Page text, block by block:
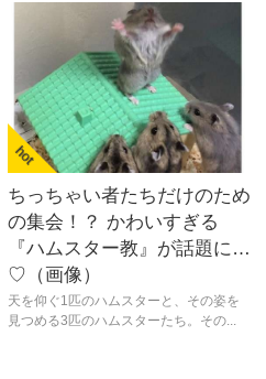
ちっちゃい者たちだけのため
の集会！？ かわいすぎる
『ハムスター教』が話題に…
♡（画像）
天を仰ぐ1匹のハムスターと、その姿を
見つめる3匹のハムスターたち。その...